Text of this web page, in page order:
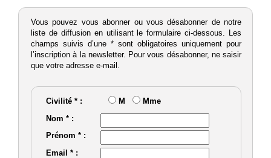
Vous pouvez vous abonner ou vous désabonner de notre
liste de diffusion en utilisant le formulaire ci-dessous. Les
champs suivis d’une * sont obligatoires uniquement pour
l’inscription à la newsletter. Pour vous désabonner, ne saisir
que votre adresse e-mail.
Civilité * : M Mme
Nom * :
Prénom * :
Email * :